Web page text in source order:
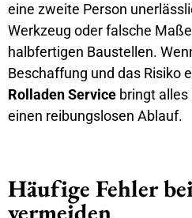
eine zweite Person
Werkzeug oder falsche
halbfertigen Baustellen.
Beschaffung und das Risiko
Rolladen Service bringt
einen reibungslosen Ablauf.
Häufige Fehler